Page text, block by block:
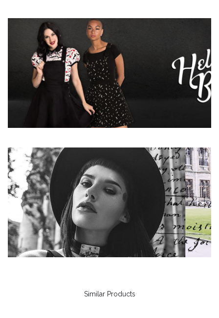
Similar Products